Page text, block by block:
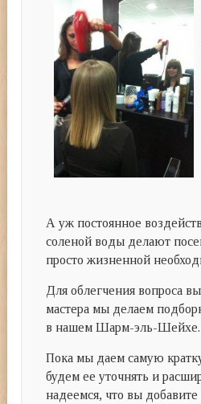
А уж постоянное
соленой воды делают
просто жизненной
Для облегчения вопроса
мастера мы делаем
в нашем Шарм-эль-Шейхе.
Пока мы даем самую
будем ее уточнять и
надеемся, что вы добавите